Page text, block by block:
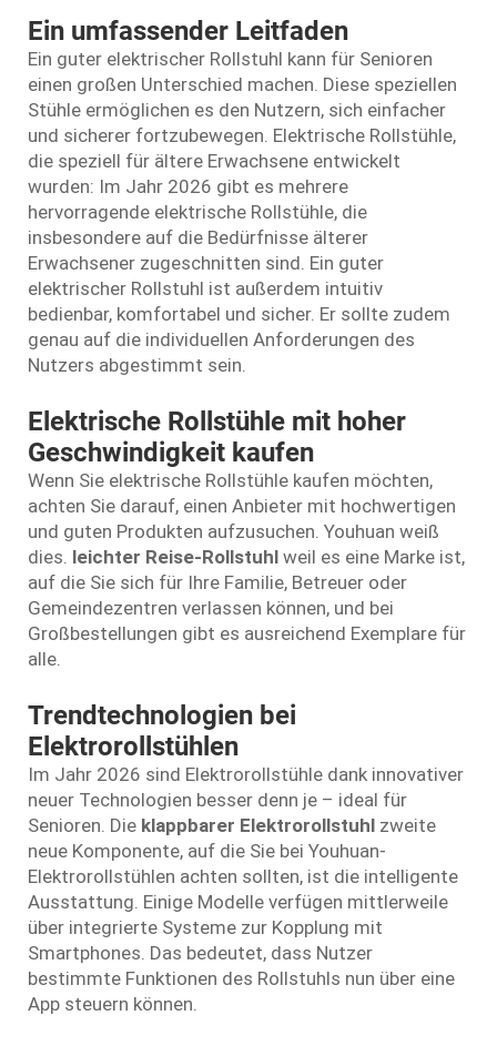
Ein umfassender Leitfaden
Ein guter elektrischer Rollstuhl kann für Senioren
einen großen Unterschied machen. Diese speziellen
Stühle ermöglichen es den Nutzern, sich einfacher
und sicherer fortzubewegen. Elektrische Rollstühle,
die speziell für ältere Erwachsene entwickelt
wurden: Im Jahr 2026 gibt es mehrere
hervorragende elektrische Rollstühle, die
insbesondere auf die Bedürfnisse älterer
Erwachsener zugeschnitten sind. Ein guter
elektrischer Rollstuhl ist außerdem intuitiv
bedienbar, komfortabel und sicher. Er sollte zudem
genau auf die individuellen Anforderungen des
Nutzers abgestimmt sein.
Elektrische Rollstühle mit hoher
Geschwindigkeit kaufen
Wenn Sie elektrische Rollstühle kaufen möchten,
achten Sie darauf, einen Anbieter mit hochwertigen
und guten Produkten aufzusuchen. Youhuan weiß
dies. leichter Reise-Rollstuhl weil es eine Marke ist,
auf die Sie sich für Ihre Familie, Betreuer oder
Gemeindezentren verlassen können, und bei
Großbestellungen gibt es ausreichend Exemplare für
alle.
Trendtechnologien bei
Elektrorollstühlen
Im Jahr 2026 sind Elektrorollstühle dank innovativer
neuer Technologien besser denn je – ideal für
Senioren. Die klappbarer Elektrorollstuhl zweite
neue Komponente, auf die Sie bei Youhuan-
Elektrorollstühlen achten sollten, ist die intelligente
Ausstattung. Einige Modelle verfügen mittlerweile
über integrierte Systeme zur Kopplung mit
Smartphones. Das bedeutet, dass Nutzer
bestimmte Funktionen des Rollstuhls nun über eine
App steuern können.